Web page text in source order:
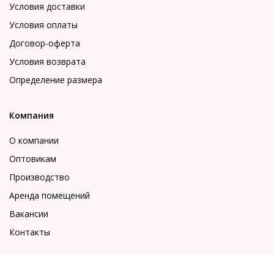
Условия доставки
Условия оплаты
Договор-оферта
Условия возврата
Определение размера
Компания
О компании
Оптовикам
Производство
Аренда помещений
Вакансии
Контакты